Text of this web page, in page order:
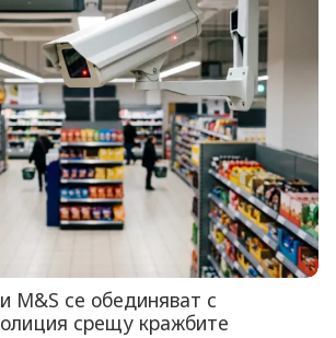
M&S се обединяват с
срещу кражбите